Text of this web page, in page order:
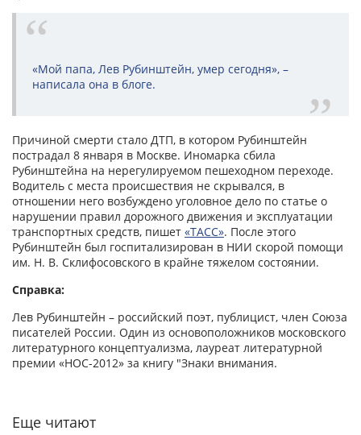
«Мой папа, Лев Рубинштейн, умер сегодня», –
написала она в блоге.
Причиной смерти стало ДТП, в котором Рубинштейн
пострадал 8 января в Москве. Иномарка сбила
Рубинштейна на нерегулируемом пешеходном переходе.
Водитель с места происшествия не скрывался, в
отношении него возбуждено уголовное дело по статье о
нарушении правил дорожного движения и эксплуатации
транспортных средств, пишет «ТАСС». После этого
Рубинштейн был госпитализирован в НИИ скорой помощи
им. Н. В. Склифосовского в крайне тяжелом состоянии.
Справка:
Лев Рубинштейн – российский поэт, публицист, член Союза
писателей России. Один из основоположников московского
литературного концептуализма, лауреат литературной
премии «НОС-2012» за книгу "Знаки внимания.
Еще читают